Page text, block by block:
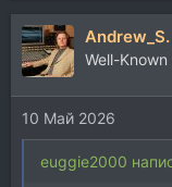
использованием
ии не
то задач.
этого есть
вносишь
каким
надо
новой), на кой
Andrew_S.
Well-
10 Май 2026
euggie2000